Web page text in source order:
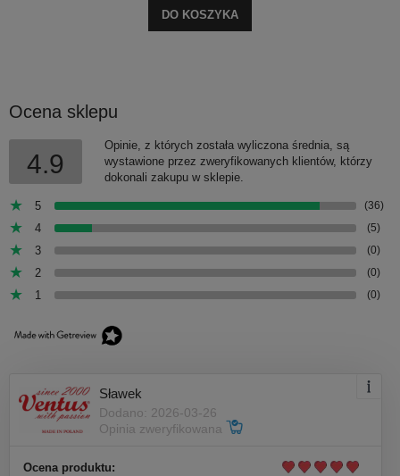
DO KOSZYKA
Ocena sklepu
4.9
Opinie, z których została wyliczona średnia, są
wystawione przez zweryfikowanych klientów, którzy
dokonali zakupu w sklepie.
5 (36)
4 (5)
3 (0)
2 (0)
1 (0)
Sławek
Dodano: 2026-03-26
Opinia zweryfikowana
Ocena produktu: